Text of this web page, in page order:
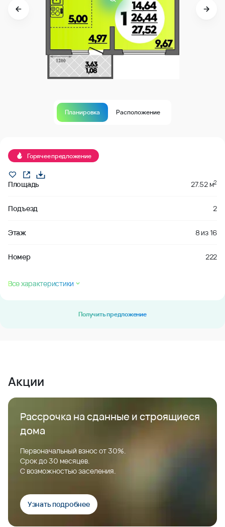
Планировка Расположение
Горячее предложение
Площадь 27.52 м2
Подъезд 2
Этаж 8 из16
Номер 222
Все характеристики
Получить предложение
Акции
Рассрочка на сданные и строящиеся
дома
Первоначальный взнос от 30%.
Срок до 30 месяцев.
С возможностью заселения.
Узнать подробнее